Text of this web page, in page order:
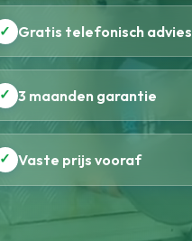
✓ Gratis telefonisch advies
✓ 3 maanden garantie
✓ Vaste prijs vooraf